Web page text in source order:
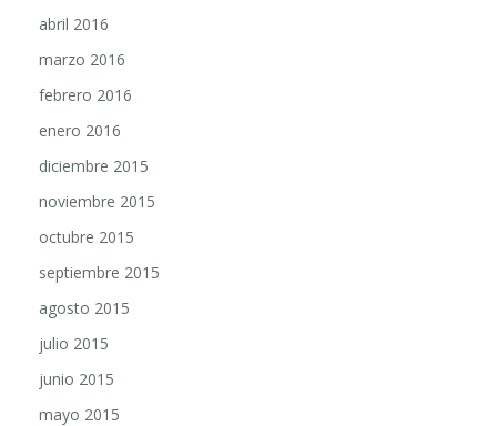
abril 2016
marzo 2016
febrero 2016
enero 2016
diciembre 2015
noviembre 2015
octubre 2015
septiembre 2015
agosto 2015
julio 2015
junio 2015
mayo 2015